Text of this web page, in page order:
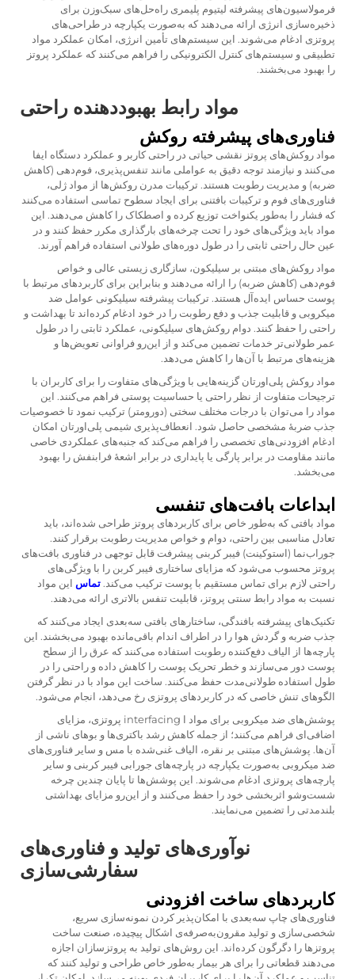
فرمولاسیون‌های پیشرفته لیتیوم پلیمری راه‌حل‌های سبک‌وزن برای
ذخیره‌سازی انرژی ارائه می‌دهند که به‌صورت یکپارچه در طراحی‌های
پروتزی ادغام می‌شوند. این سیستم‌های تأمین انرژی، امکان عملکرد مواد
تطبیقی و سیستم‌های کنترل الکترونیکی را فراهم می‌کنند که عملکرد پروتز
را بهبود می‌بخشند.
مواد رابط بهبوددهنده راحتی
فناوری‌های پیشرفته روکش
مواد روکش‌های پروتز نقشی حیاتی در راحتی کاربر و عملکرد دستگاه ایفا
می‌کنند و نیازمند توجه دقیق به عواملی مانند تنفس‌پذیری، فوم‌دهی (کاهش
ضربه) و مدیریت رطوبت هستند. ترکیبات مدرن روکش‌ها از مواد ژلی،
فناوری‌های فوم و ترکیبات بافتنی برای ایجاد سطوح تماسی استفاده می‌کنند
که فشار را به‌طور یکنواخت توزیع کرده و اصطکاک را کاهش می‌دهند. این
مواد باید ویژگی‌های خود را تحت چرخه‌های بارگذاری مکرر حفظ کنند و در
عین حال راحتی ثابتی را در طول دوره‌های طولانی استفاده فراهم آورند.
مواد روکش‌های مبتنی بر سیلیکون، سازگاری زیستی عالی و خواص
فوم‌دهی (کاهش ضربه) را ارائه می‌دهند و بنابراین برای کاربردهای مرتبط با
پوست حساس ایده‌آل هستند. ترکیبات پیشرفته سیلیکونی عوامل ضد
میکروبی و قابلیت جذب و دفع رطوبت را در خود ادغام کرده‌اند تا بهداشت و
راحتی را حفظ کنند. دوام روکش‌های سیلیکونی، عملکرد ثابتی را در طول
عمر طولانی‌تر خدمات تضمین می‌کند و از این‌رو فراوانی تعویض‌ها و
هزینه‌های مرتبط با آن‌ها را کاهش می‌دهد.
مواد روکش پلی‌اورتان گزینه‌هایی با ویژگی‌های متفاوت را برای کاربران با
ترجیحات متفاوت از نظر راحتی یا حساسیت پوستی فراهم می‌کنند. این
مواد را می‌توان با درجات مختلف سختی (دورومتر) ترکیب نمود تا خصوصیات
جذب ضربهٔ مشخصی حاصل شود. انعطاف‌پذیری شیمی پلی‌اورتان امکان
ادغام افزودنی‌های تخصصی را فراهم می‌کند که جنبه‌های عملکردی خاصی
مانند مقاومت در برابر پارگی یا پایداری در برابر اشعهٔ فرابنفش را بهبود
می‌بخشد.
ابداعات بافت‌های تنفسی
مواد بافتی که به‌طور خاص برای کاربردهای پروتز طراحی شده‌اند، باید
تعادل مناسبی بین راحتی، دوام و خواص مدیریت رطوبت برقرار کنند.
جوراب‌نما (استوکینت) فیبر کربنی پیشرفت قابل توجهی در فناوری بافت‌های
پروتز محسوب می‌شود که مزایای ساختاری فیبر کربن را با ویژگی‌های
راحتی لازم برای تماس مستقیم با پوست ترکیب می‌کند. تماس این مواد
نسبت به مواد رابط سنتی پروتز، قابلیت تنفس بالاتری ارائه می‌دهند.
تکنیک‌های پیشرفته بافندگی، ساختارهای بافتی سه‌بعدی ایجاد می‌کنند که
جذب ضربه و گردش هوا را در اطراف اندام باقی‌مانده بهبود می‌بخشند. این
پارچه‌ها از الیاف دفع‌کننده رطوبت استفاده می‌کنند که عرق را از سطح
پوست دور می‌سازند و خطر تحریک پوست را کاهش داده و راحتی را در
طول استفاده طولانی‌مدت حفظ می‌کنند. ساخت این مواد با در نظر گرفتن
الگوهای تنش خاصی که در کاربردهای پروتزی رخ می‌دهد، انجام می‌شود.
پوشش‌های ضد میکروبی برای مواد ا interfacing پروتزی، مزایای
اضافی‌ای فراهم می‌کنند؛ از جمله کاهش رشد باکتری‌ها و بوهای ناشی از
آن‌ها. پوشش‌های مبتنی بر نقره، الیاف غنی‌شده با مس و سایر فناوری‌های
ضد میکروبی به‌صورت یکپارچه در پارچه‌های جورابی فیبر کربنی و سایر
پارچه‌های پروتزی ادغام می‌شوند. این پوشش‌ها تا پایان چندین چرخه
شست‌وشو اثربخشی خود را حفظ می‌کنند و از این‌رو مزایای بهداشتی
بلندمدتی را تضمین می‌نمایند.
نوآوری‌های تولید و فناوری‌های
سفارشی‌سازی
کاربردهای ساخت افزودنی
فناوری‌های چاپ سه‌بعدی با امکان‌پذیر کردن نمونه‌سازی سریع،
شخصی‌سازی و تولید مقرون‌به‌صرفه‌ی اشکال پیچیده، صنعت ساخت
پروتزها را دگرگون کرده‌اند. این روش‌های تولید به پروتزسازان اجازه
می‌دهند قطعاتی را برای هر بیمار به‌طور خاص طراحی و تولید کنند که